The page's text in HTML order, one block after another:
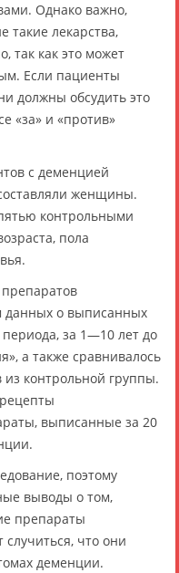
Однако важно,
лекарства,
так как это может
Если пациенты
должны обсудить это
«за» и «против»
с деменцией
женщины.
контрольными
пола
данных о выписанных
за 1—10 лет до
а также сравнивалось
контрольной группы.
выписанные за 20
поэтому
выводы о том,
препараты
что они
деменции.